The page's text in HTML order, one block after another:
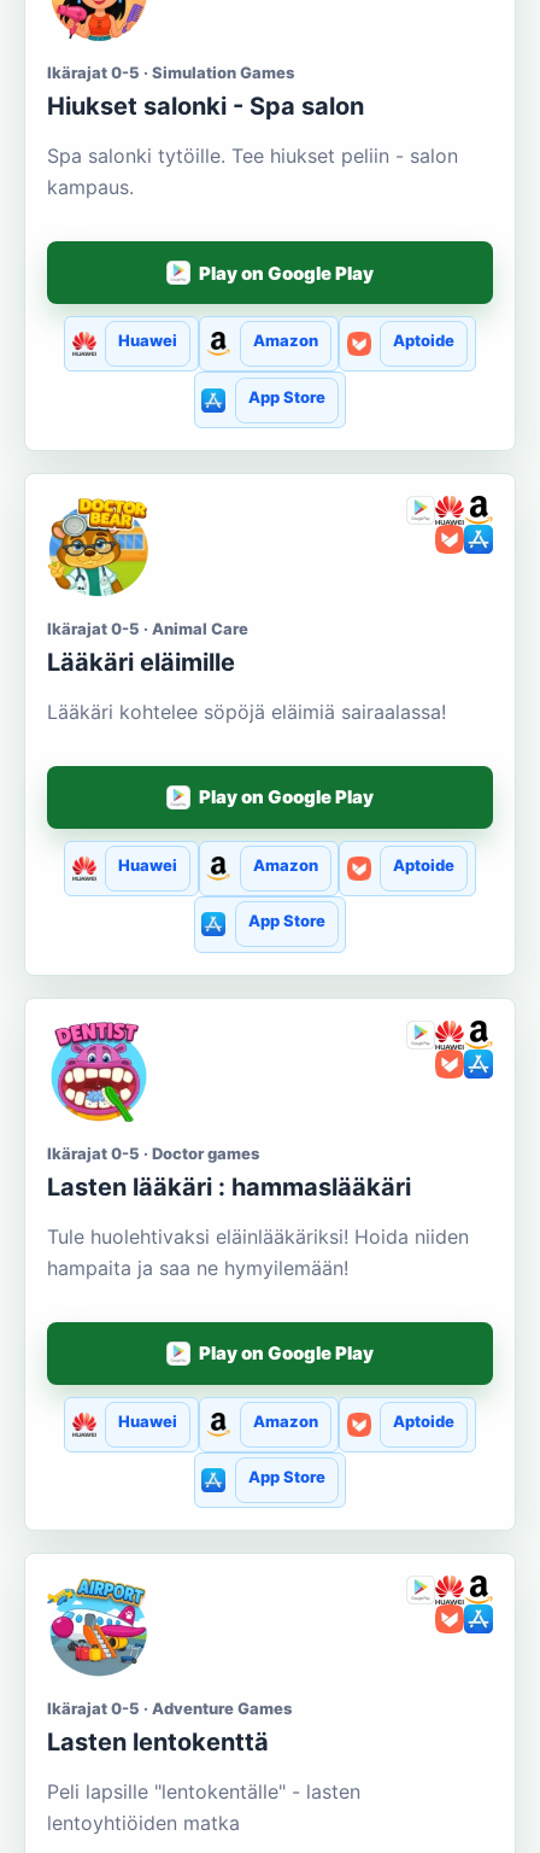
Ikärajat 0-5 · Simulation Games
Hiukset salonki - Spa salon
Spa salonki tytöille. Tee hiukset peliin - salon
kampaus.
Play on Google Play
Huawei Amazon Aptoide
App Store
Ikärajat 0-5 · Animal Care
Lääkäri eläimille
Lääkäri kohtelee söpöjä eläimiä sairaalassa!
Play on Google Play
Huawei Amazon Aptoide
App Store
Ikärajat 0-5 · Doctor games
Lasten lääkäri : hammaslääkäri
Tule huolehtivaksi eläinlääkäriksi! Hoida niiden
hampaita ja saa ne hymyilemään!
Play on Google Play
Huawei Amazon Aptoide
App Store
Ikärajat 0-5 · Adventure Games
Lasten lentokenttä
Peli lapsille "lentokentälle" - lasten
lentoyhtiöiden matka